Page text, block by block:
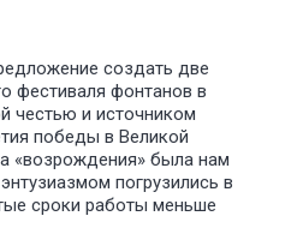
создать две
фестиваля фонтанов в
честью и источником
победы в Великой
«возрождения» была нам
погрузились в
сроки работы меньше